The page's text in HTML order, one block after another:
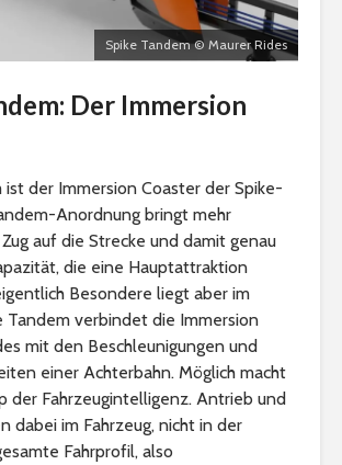
Spike Tandem © Maurer Rides
Der Immersion
ist der Immersion Coaster der Spike-
Anordnung bringt mehr
auf die Strecke und damit genau
die eine Hauptattraktion
Besondere liegt aber im
Tandem verbindet die Immersion
mit den Beschleunigungen und
einer Achterbahn. Möglich macht
der Fahrzeugintelligenz. Antrieb und
dabei im Fahrzeug, nicht in der
Fahrprofil, also